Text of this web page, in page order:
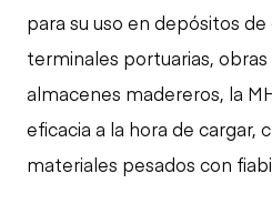
para su uso en depósitos
terminales portuarias,
almacenes madereros, la
eficacia a la hora de cargar,
materiales pesados con